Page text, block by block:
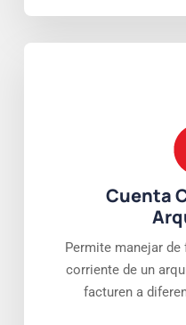
Cuenta
Permite manejar
corriente de un
facturen a